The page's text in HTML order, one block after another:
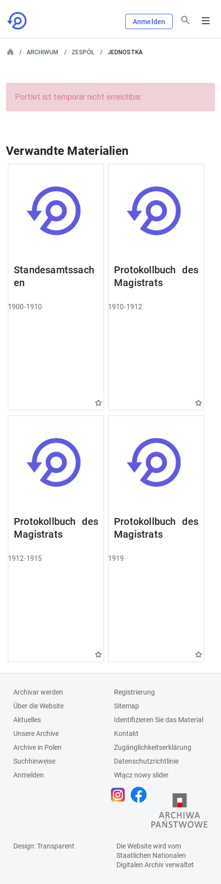
Anmelden
ARCHIWUM ZESPÓŁ JEDNOSTKA
Portlet ist temporär nicht erreichbar.
Verwandte Materialien
Standesamtssach
en
1900-1910
Protokollbuch des
Magistrats
1910-1912
Protokollbuch des
Magistrats
1912-1915
Protokollbuch des
Magistrats
1919
Archivar werden
Über die Website
Aktuelles
Unsere Archive
Archive in Polen
Suchhinweise
Anmelden
Registrierung
Sitemap
Identifizieren Sie das Material
Kontakt
Zugänglichkeitserklärung
Datenschutzrichtlinie
Włącz nowy slider
Design: Transparent
Die Website wird vom
Staatlichen Nationalen
Digitalen Archivverwaltet